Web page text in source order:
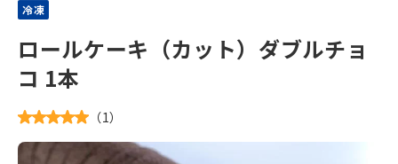
冷凍
ロールケーキ（カット）ダブルチョ
コ 1本
（1）